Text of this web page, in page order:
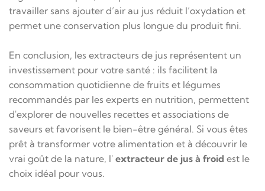
travailler sans ajouter d’air au jus réduit l’oxydation et
permet une conservation plus longue du produit fini.
En conclusion, les extracteurs de jus représentent un
investissement pour votre santé : ils facilitent la
consommation quotidienne de fruits et légumes
recommandés par les experts en nutrition, permettent
d'explorer de nouvelles recettes et associations de
saveurs et favorisent le bien-être général. Si vous êtes
prêt à transformer votre alimentation et à découvrir le
vrai goût de la nature, l' extracteur de jus à froid est le
choix idéal pour vous.